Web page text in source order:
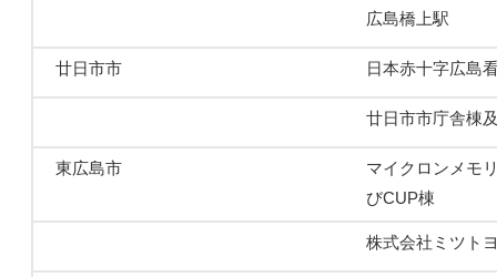
広島橋上駅
廿日市市 日本赤十字広島
廿日市市庁舎棟
東広島市
マイクロンメモ
びCUP棟
株式会社ミツト